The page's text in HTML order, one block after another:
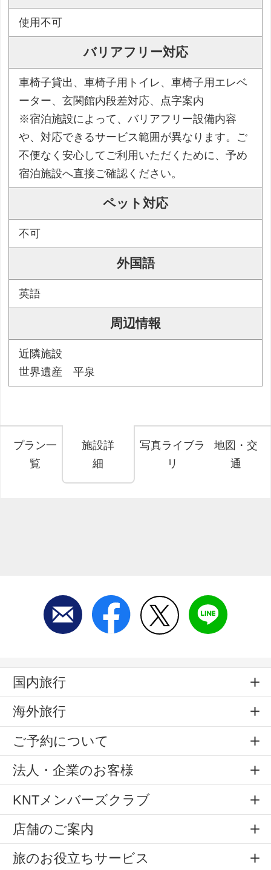
使用不可
バリアフリー対応
車椅子貸出、車椅子用トイレ、車椅子用エレベ
ーター、玄関館内段差対応、点字案内
※宿泊施設によって、バリアフリー設備内容
や、対応できるサービス範囲が異なります。ご
不便なく安心してご利用いただくために、予め
宿泊施設へ直接ご確認ください。
ペット対応
不可
外国語
英語
周辺情報
近隣施設
世界遺産 平泉
プラン一
覧
施設詳
細
写真ライブラ
リ
地図・交
通
国内旅行
海外旅行
ご予約について
法人・企業のお客様
KNTメンバーズクラブ
店舗のご案内
旅のお役立ちサービス